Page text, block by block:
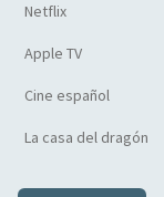
Netflix
Apple TV
Cine español
La casa del dragón